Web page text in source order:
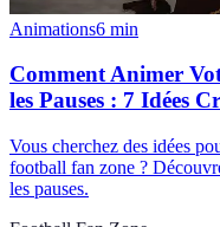
Animations6 min
Comment Animer
les Pauses : 7 Idées
Vous cherchez des idées
football fan zone ?
les pauses.